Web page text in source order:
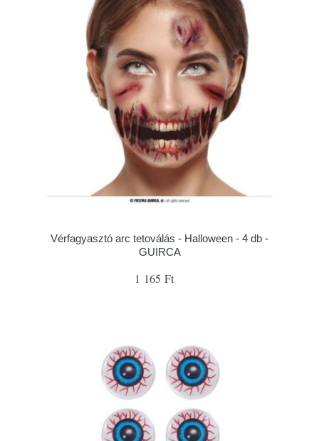
Vérfagyasztó arc tetoválás - Halloween - 4 db -
GUIRCA
1 165 Ft